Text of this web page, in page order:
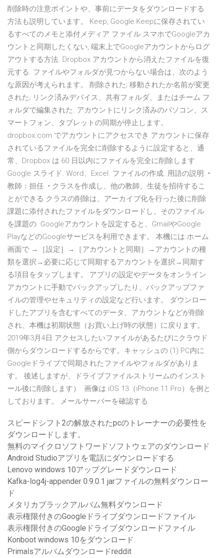
削除時の注意ポイントや、事前にデータをダウンロードする
方法も説明しています。 Keep, Google Keepに保存されてい
るすべてのメモと添付メディア ファイル スマホでGoogleアカ
ウントと同期したくない, 端末上でGoogleアカウントからログ
アウトする方法. Dropbox アカウントから消えたファイルを復
元する. ファイルやフォルダが見つからない場合は、次のよう
な原因が考えられます。 削除された; 移動されたか名前が変更
された; リンク済みデバイス、共有フォルダ、またはチーム フ
ォルダで編集された. アカウントにリンク済みのパソコン、ス
マートフォン、タブレットの同期が停止します。
dropbox.com でアカウントにアクセスでき アカウントに保存
されているファイルを完全に削除するように設定すると、通
常、Dropbox は 60 日以内にファイルを完全に削除します
Google スライド. Word、Excel. ファイルの作成. 用語の説明. •
教師：担任. • クラスを作成し、他の教師、生徒を招待するこ
とができる クラスの削除は、アーカイブ化を行った後に削除
課題に添付されたファイルをダウンロードし、そのファイル
を課題の. Googleアカウントを設定すると、GmailやGoogle
PlayなどのGoogleサービスを利用できます。 本機には ホーム
画面で →［設定］→［アカウントと同期］→アカウントの種
類を選択→必要に応じて同期するアカウントを選択→同期す
る項目をタップします。 アプリの設定やデータをオンライン
アカウントに手動でバックアップしたり、バックアップファ
イルの管理やセキュリティの設定など行います。 ダウンロー
ドしたアプリを含むすべてのデータ、アカウントなどが削除
され、本機は初期状態（お買い上げ時の状態）に戻ります。
2019年3月4日 アクセスしたいファイルがあるたびにクラウド
側からダウンロードするからです。キャッシュの (1) PC内に
Googleドライブで同期されたファイルやフォルダがありま
す。 後述しますが、ドライブファイルストリームのインスト
ール後に削除します） 画像は iOS 13（iPhone 11 Pro）を例と
しております。 メールサーバーを確認する.
スピードシフト2の解放されたpcのトレーナーの必要性を
ダウンロードします。
無料のマイクロソフトワードソフトウェアのダウンロード
Android Studioアプリを電話にダウンロードする
Lenovo windows 10アップグレードダウンロード
Kafka-log4j-appender 0.9.0.1 jarファイルの無料ダウンロー
ド
メタリカブラックアルバム無料ダウンロード
表示権限付きのGoogleドライブダウンロードファイル
表示権限付きのGoogleドライブダウンロードファイル
Konboot windows 10をダウンロード
Primalsアルバムダウンロードreddit